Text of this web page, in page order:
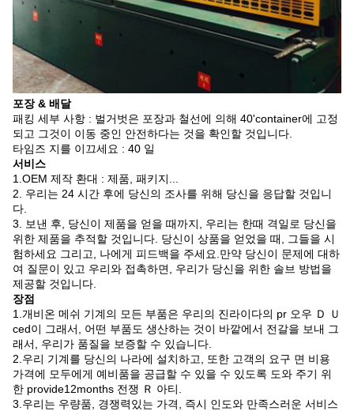
포장 & 배달
패킹 세부 사항 : 벌거벗은 포장과 철선에 의해 40'container에 고정
되고 그것이 이동 중인 안전하다는 것을 확인할 것입니다.
타임즈 지를 이끄세요 : 40 일
서비스
1. OEM 제작 환대 : 제품, 패키지...
2. 우리는 24 시간 후에 당신의 조사를 위해 당신을 응답할 것입니
다.
3. 보낸 후, 당신이 제품을 얻을 때까지, 우리는 한때 격일로 당신을
위한 제품을 추적할 것입니다. 당신이 상품을 얻었을 때, 그들을 시
험하세요 그리고, 나에게 피드백을 주세요.만약 당신이 문제에 대하
여 질문이 있고 우리와 접촉하면, 우리가 당신을 위한 솔브 방법을
제공할 것입니다.
장점
1.개비온 메쉬 기계의 모든 부품은 우리의 진라이다의 pr 오우 Ｄ Ｕ
ced이 그래서, 어떤 부품도 생산하는 것이 바깥에서 전갈을 보내 그
래서, 우리가 품질을 보증할 수 있습니다.
2.우리 기계를 당신의 나라에 설치하고, 또한 고객의 요구 면 비용
가격에 모두에게 예비품을 공급할 수 있을 수 있도록 도와 주기 위
한 provide12months 전쟁 Ｒ 아티.
3.우리는 우량품, 경쟁력있는 가격, 즉시 인도와 만족스러운 서비스